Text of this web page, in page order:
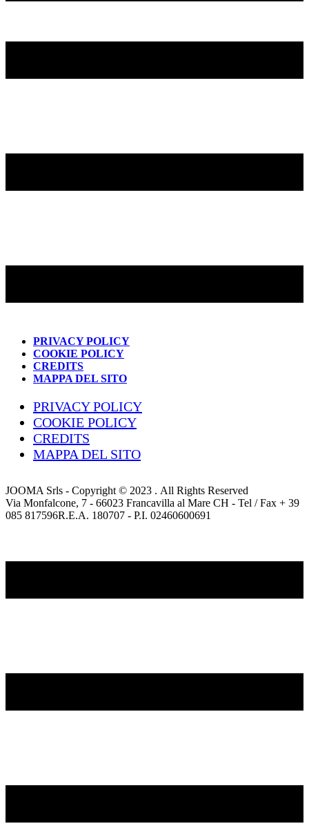
PRIVACY POLICY
COOKIE POLICY
CREDITS
MAPPA DEL SITO
PRIVACY POLICY
COOKIE POLICY
CREDITS
MAPPA DEL SITO
JOOMA Srls - Copyright © 2023 . All Rights Reserved
Via Monfalcone, 7 - 66023 Francavilla al Mare CH - Tel / Fax + 39
085 817596R.E.A. 180707 - P.I. 02460600691